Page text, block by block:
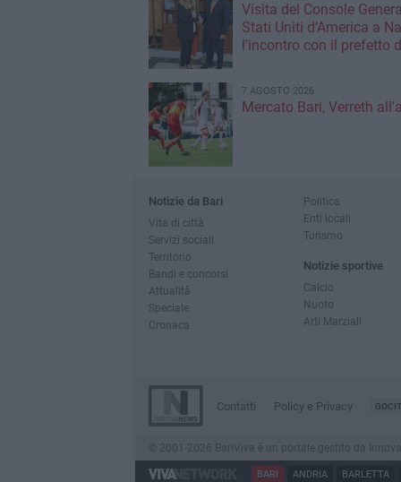
Visita del Console
Stati Uniti d’America a
l'incontro con il prefetto
7 AGOSTO 2026
Mercato Bari, Verreth
Notizie da Bari
Vita di città
Servizi sociali
Territorio
Bandi e concorsi
Attualità
Speciale
Cronaca
Politica
Enti locali
Turismo
Notizie sportive
Calcio
Nuoto
Arti Marziali
Contatti Policy e Privacy
© 2001-2026 BariViva è un portale gestito da
BARI ANDRIA BARLETTA